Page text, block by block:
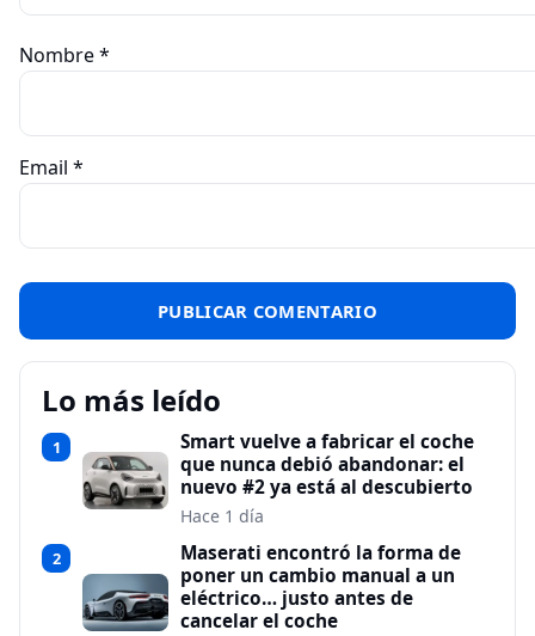
Nombre*
Email *
Lo más leído
1
Smart vuelve a fabricar el coche
que nunca debió abandonar: el
nuevo #2 ya está al descubierto
Hace 1 día
2
Maserati encontró la forma de
poner un cambio manual a un
eléctrico… justo antes de
cancelar el coche